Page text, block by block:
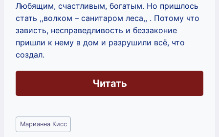
Любящим, счастливым, богатым. Но пришлось
стать ,,волком – санитаром леса,, . Потому что
зависть, несправедливость и беззаконие
пришли к нему в дом и разрушили всё, что
создал.
Читать
Метки
записи:
Марианна Кисс